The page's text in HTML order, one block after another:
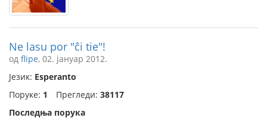
Ne lasu por "ĉi tie"!
од flipe, 02. јануар 2012.
Језик: Esperanto
Поруке: 1 Прегледи: 38117
Последња порука